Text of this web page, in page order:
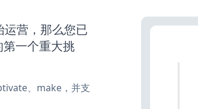
营，那么您已
一个重大挑
、make，并支